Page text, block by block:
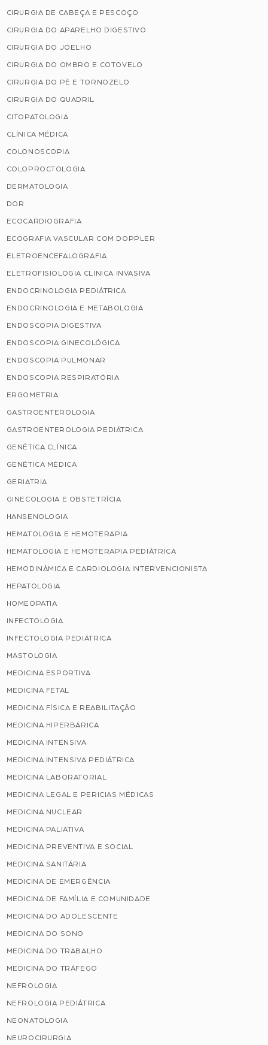
CIRURGIA DE CABEÇA E PESCOÇO
CIRURGIA DO APARELHO DIGESTIVO
CIRURGIA DO JOELHO
CIRURGIA DO OMBRO E COTOVELO
CIRURGIA DO PÉ E TORNOZELO
CIRURGIA DO QUADRIL
CITOPATOLOGIA
CLÍNICA MÉDICA
COLONOSCOPIA
COLOPROCTOLOGIA
DERMATOLOGIA
DOR
ECOCARDIOGRAFIA
ECOGRAFIA VASCULAR COM DOPPLER
ELETROENCEFALOGRAFIA
ELETROFISIOLOGIA CLINICA INVASIVA
ENDOCRINOLOGIA PEDIÁTRICA
ENDOCRINOLOGIA E METABOLOGIA
ENDOSCOPIA DIGESTIVA
ENDOSCOPIA GINECOLÓGICA
ENDOSCOPIA PULMONAR
ENDOSCOPIA RESPIRATÓRIA
ERGOMETRIA
GASTROENTEROLOGIA
GASTROENTEROLOGIA PEDIÁTRICA
GENÉTICA CLÍNICA
GENÉTICA MÉDICA
GERIATRIA
GINECOLOGIA E OBSTETRÍCIA
HANSENOLOGIA
HEMATOLOGIA E HEMOTERAPIA
HEMATOLOGIA E HEMOTERAPIA PEDIÁTRICA
HEMODINÂMICA E CARDIOLOGIA INTERVENCIONISTA
HEPATOLOGIA
HOMEOPATIA
INFECTOLOGIA
INFECTOLOGIA PEDIÁTRICA
MASTOLOGIA
MEDICINA ESPORTIVA
MEDICINA FETAL
MEDICINA FÍSICA E REABILITAÇÃO
MEDICINA HIPERBÁRICA
MEDICINA INTENSIVA
MEDICINA INTENSIVA PEDIÁTRICA
MEDICINA LABORATORIAL
MEDICINA LEGAL E PERICIAS MÉDICAS
MEDICINA NUCLEAR
MEDICINA PALIATIVA
MEDICINA PREVENTIVA E SOCIAL
MEDICINA SANITÁRIA
MEDICINA DE EMERGÊNCIA
MEDICINA DE FAMÍLIA E COMUNIDADE
MEDICINA DO ADOLESCENTE
MEDICINA DO SONO
MEDICINA DO TRABALHO
MEDICINA DO TRÁFEGO
NEFROLOGIA
NEFROLOGIA PEDIÁTRICA
NEONATOLOGIA
NEUROCIRURGIA